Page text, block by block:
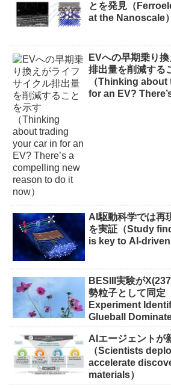
とを発見（
at the Nanoscale）
EVへの早期乗り
排出量を削減する
（Thinking
for an EV?
AI駆動科学では再
を実証（Study
is key to AI-driven
BESIII実験が
勢粒子として同定
Experiment
Glueball
AIエージェントが
（Scientists
accelerate
materials）